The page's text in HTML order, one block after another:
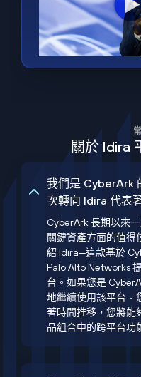
關於 Idira
我們是 CyberArk
次轉向 Idira 代表
CyberArk 長期以來
關鍵資產方面的值得
紹 Idira—這款基於
Palo Alto Networks
台。如果您是
地繼續使用該平台。
著時間推移，您將能
品組合中的跨平台功